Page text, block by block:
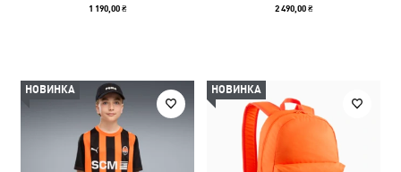
1 190,00 ₴ 2 490,00 ₴
НОВИНКА НОВИНКА